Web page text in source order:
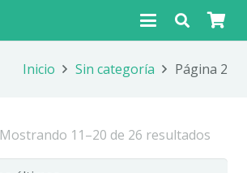
Inicio Sin categoría Página 2
Mostrando 11–20 de 26 resultados
por